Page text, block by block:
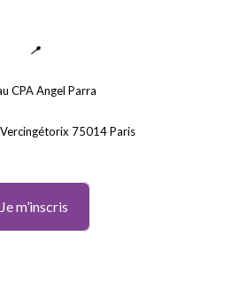
📍
CPA Angel Parra
75014 Paris
Je m’inscris